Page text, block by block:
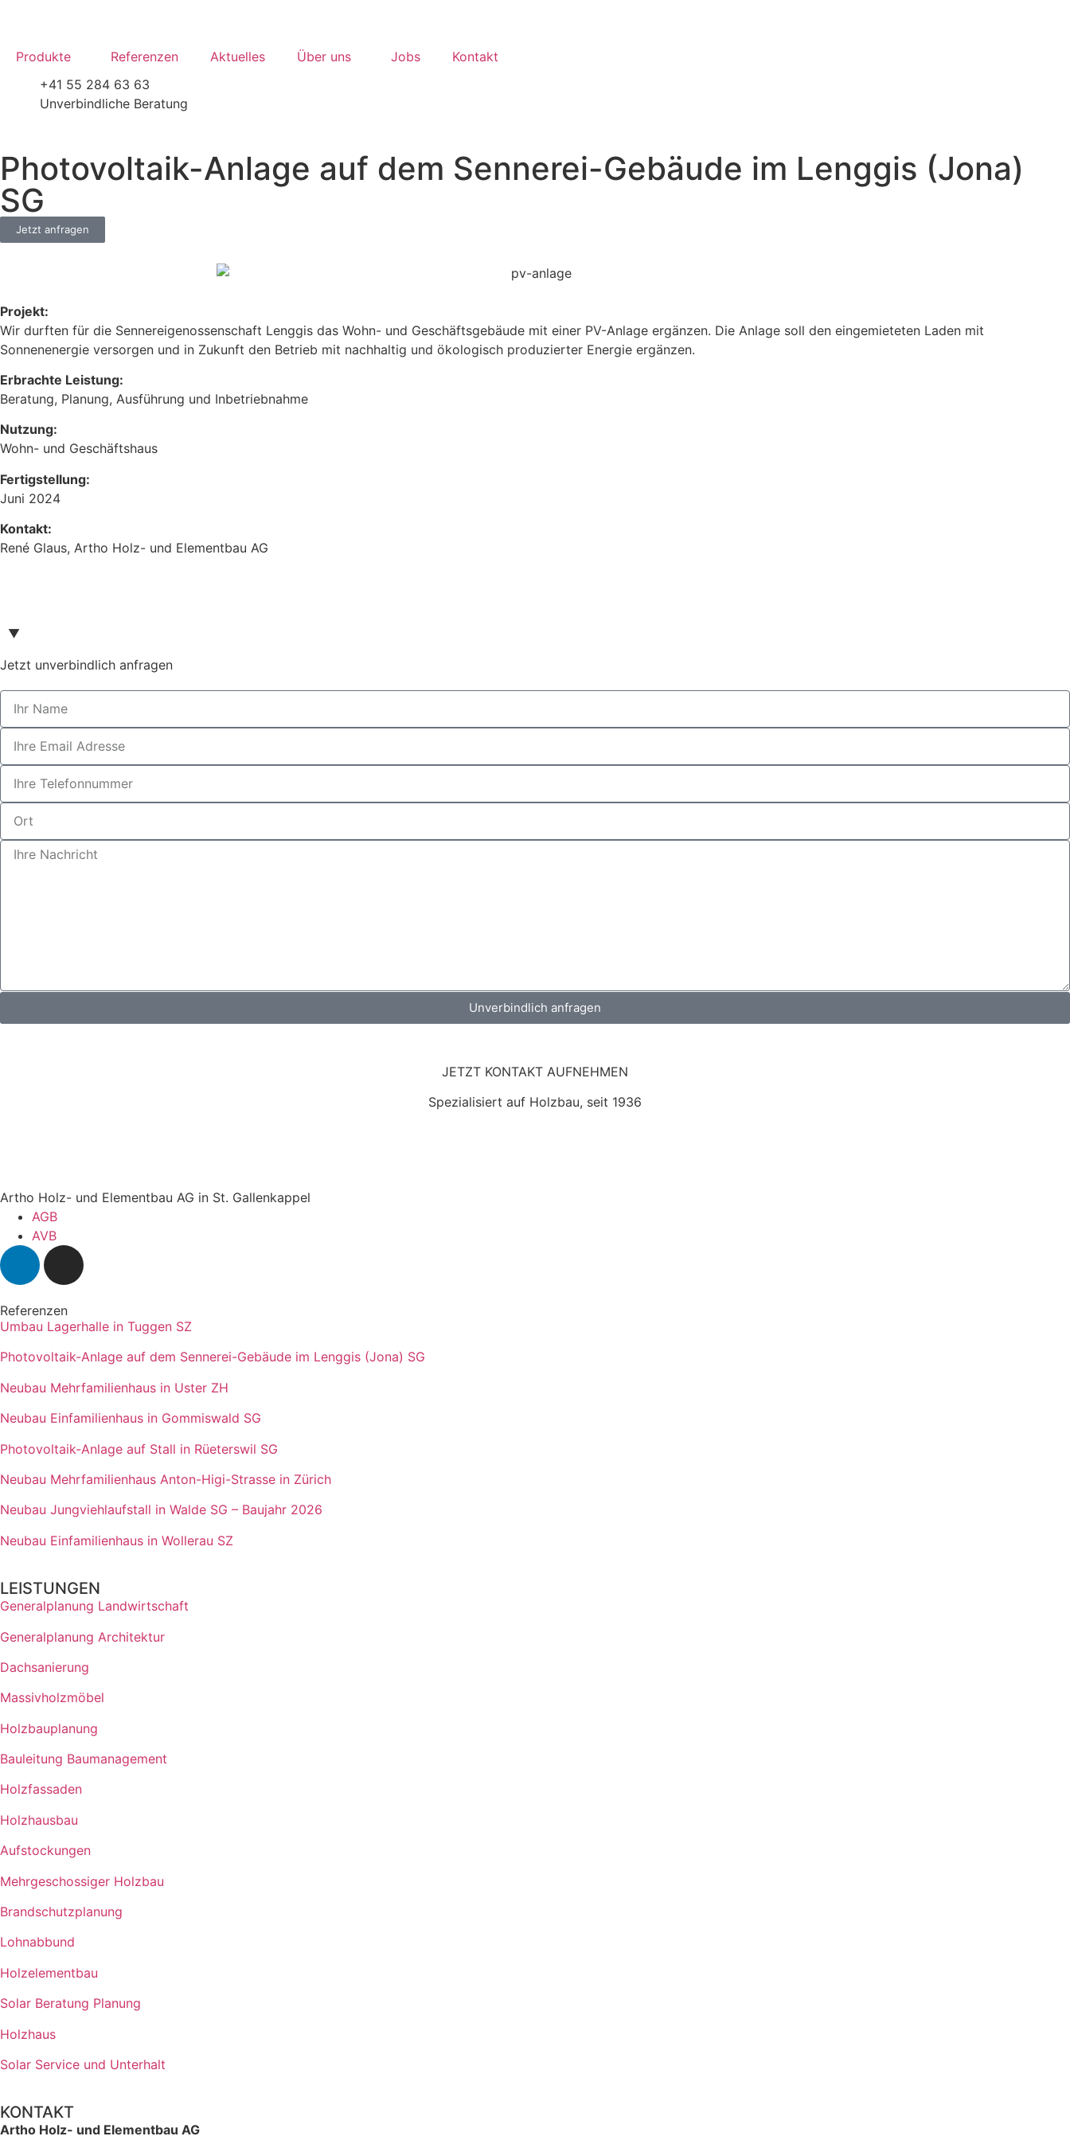
Produkte Referenzen Aktuelles Über uns Jobs
Kontakt
+41 55 284 63 63
Unverbindliche Beratung
Photovoltaik-Anlage auf dem Sennerei-Gebäude im Lenggis (Jona)
SG
Jetzt anfragen
Projekt:
Wir durften für die Sennereigenossenschaft Lenggis das Wohn- und Geschäftsgebäude mit einer PV-Anlage ergänzen. Die Anlage soll den eingemieteten Laden mit
Sonnenenergie versorgen und in Zukunft den Betrieb mit nachhaltig und ökologisch produzierter Energie ergänzen.
Erbrachte Leistung:
Beratung, Planung, Ausführung und Inbetriebnahme
Nutzung:
Wohn- und Geschäftshaus
Fertigstellung:
Juni 2024
Kontakt:
René Glaus, Artho Holz- und Elementbau AG
▼
Jetzt unverbindlich anfragen
Unverbindlich anfragen
JETZT KONTAKT AUFNEHMEN
Spezialisiert auf Holzbau, seit 1936
Artho Holz- und Elementbau AG in St. Gallenkappel
AGB
AVB
Referenzen
Umbau Lagerhalle in Tuggen SZ
Photovoltaik-Anlage auf dem Sennerei-Gebäude im Lenggis (Jona) SG
Neubau Mehrfamilienhaus in Uster ZH
Neubau Einfamilienhaus in Gommiswald SG
Photovoltaik-Anlage auf Stall in Rüeterswil SG
Neubau Mehrfamilienhaus Anton-Higi-Strasse in Zürich
Neubau Jungviehlaufstall in Walde SG – Baujahr 2026
Neubau Einfamilienhaus in Wollerau SZ
LEISTUNGEN
Generalplanung Landwirtschaft
Generalplanung Architektur
Dachsanierung
Massivholzmöbel
Holzbauplanung
Bauleitung Baumanagement
Holzfassaden
Holzhausbau
Aufstockungen
Mehrgeschossiger Holzbau
Brandschutzplanung
Lohnabbund
Holzelementbau
Solar Beratung Planung
Holzhaus
Solar Service und Unterhalt
KONTAKT
Artho Holz- und Elementbau AG